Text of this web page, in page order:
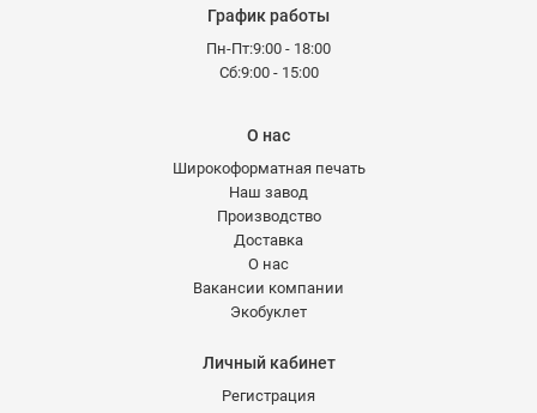
График работы
Пн-Пт:9:00 - 18:00
Сб:9:00 - 15:00
О нас
Широкоформатная печать
Наш завод
Производство
Доставка
О нас
Вакансии компании
Экобуклет
Личный кабинет
Регистрация